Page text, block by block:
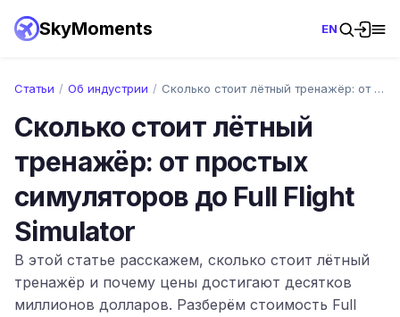
SkyMoments EN
Статьи / Об индустрии / Сколько стоит лётный тренажёр: от просты…
Сколько стоит лётный
тренажёр: от простых
симуляторов до Full Flight
Simulator
В этой статье расскажем, сколько стоит лётный
тренажёр и почему цены достигают десятков
миллионов долларов. Разберём стоимость Full